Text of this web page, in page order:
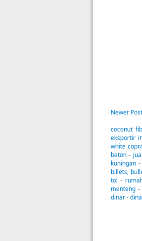
Newer Post
coconut
eksportir
white
beton -
kuningan -
billets,
tol -
menteng -
dinar-